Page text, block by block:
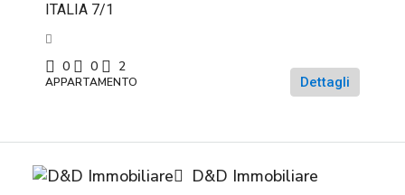
ITALIA 7/1
0 0 2
APPARTAMENTO Dettagli
D&D Immobiliare